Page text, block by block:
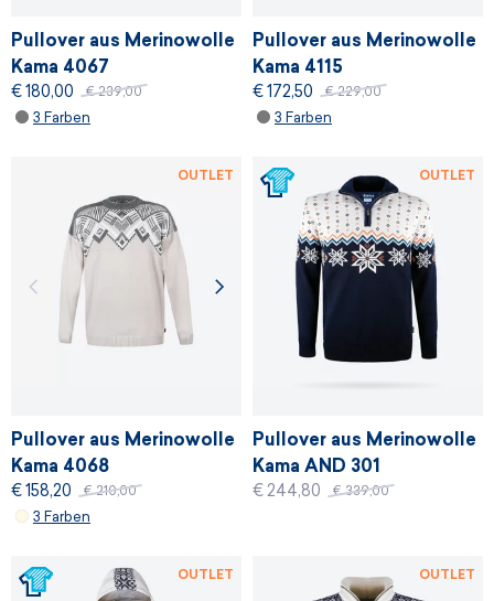
Pullover aus Merinowolle
Kama 4067
€ 180,00 € 239,00
3 Farben
Pullover aus Merinowolle
Kama 4115
€ 172,50 € 229,00
3 Farben
Pullover aus Merinowolle
Kama 4068
€ 158,20 € 210,00
3 Farben
OUTLET
Pullover aus Merinowolle
Kama AND 301
€ 244,80 € 339,00
OUTLET
OUTLET OUTLET